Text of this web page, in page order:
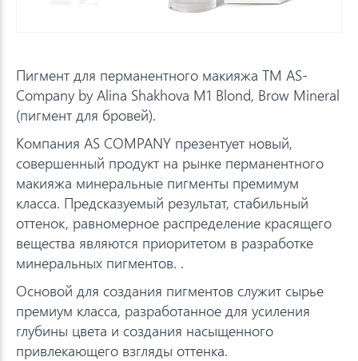
Пигмент для перманентного макияжа TM AS-
Company by Alina Shakhova M1 Blond, Brow Mineral
(пигмент для бровей).
Компания AS COMPANY презентует новый,
совершенный продукт на рынке перманентного
макияжа минеральные пигменты премимум
класса. Предсказуемый результат, стабильный
оттенок, равномерное распределение красящего
вещества являются приоритетом в разработке
минеральных пигментов. .
Основой для создания пигментов служит сырье
премиум класса, разработанное для усиления
глубины цвета и создания насыщенного
привлекающего взгляды оттенка.